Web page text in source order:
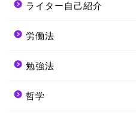
ライター自己紹介
労働法
勉強法
哲学